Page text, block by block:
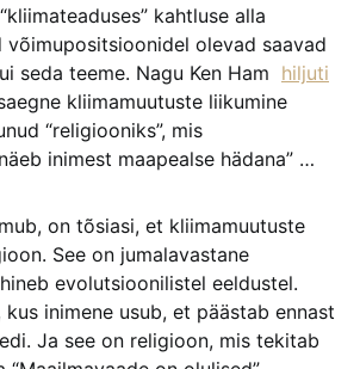
kahtluse alla
võimupositsioonidel olevad saavad
seda teeme. Nagu Ken Ham hiljuti
kliimamuutuste liikumine
“religiooniks”, mis
inimest maapealse hädana” …
on tõsiasi, et kliimamuutuste
See on jumalavastane
evolutsioonilistel eeldustel.
inimene usub, et päästab ennast
Ja see on religioon, mis tekitab